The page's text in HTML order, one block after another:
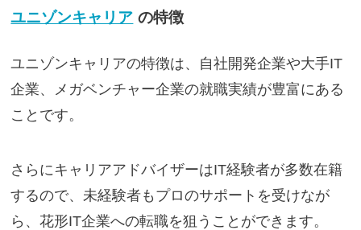
ユニゾンキャリア の特徴
ユニゾンキャリアの特徴は、自社開発企業や大手IT
企業、メガベンチャー企業の就職実績が豊富にある
ことです。
さらにキャリアアドバイザーはIT経験者が多数在籍
するので、未経験者もプロのサポートを受けなが
ら、花形IT企業への転職を狙うことができます。